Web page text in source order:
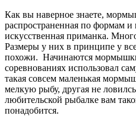
Как вы наверное знаете,
распространенная по формам и
искусственная приманка.
Размеры у них в принципе у
похожи. Начинаются
соревнованиях использовал
такая совсем маленькая
мелкую рыбу, другая не
любительской рыбалке вам
понадобится.